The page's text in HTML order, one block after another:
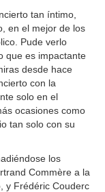
tan íntimo,
en el mejor de los
Pude verlo
que es impactante
desde hace
con la
solo en el
ocasiones como
tan solo con su
los
Commère a la
y Frédéric Couderc